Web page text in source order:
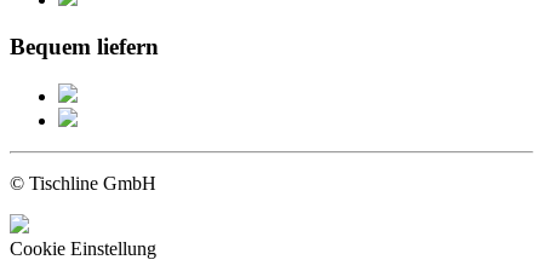
Bequem liefern
© Tischline GmbH
Cookie Einstellung